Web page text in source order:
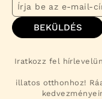
BEKÜLDÉS
Iratkozz fel
illatos otthonhoz!